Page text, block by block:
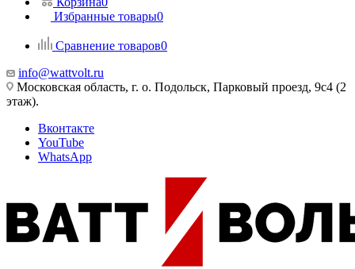
Избранные товары0
Сравнение товаров0
info@wattvolt.ru
Московская область, г. о. Подольск, Парковый проезд, 9с4 (2
этаж).
Вконтакте
YouTube
WhatsApp